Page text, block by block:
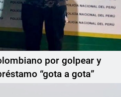
por golpear y
“gota a gota”